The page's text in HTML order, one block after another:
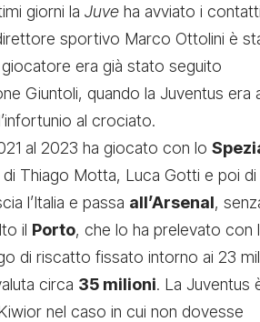
giorni la Juve ha avviato i
sportivo Marco Ottolini è
era già stato seguito
Giuntoli, quando la Juventus era
al crociato.
al 2023 ha giocato con lo
Thiago Motta, Luca Gotti e poi di
l’Italia e passa all’Arsenal,
il Porto, che lo ha prelevato con
di riscatto fissato intorno ai 23
circa 35 milioni. La Juventus
nel caso in cui non dovesse